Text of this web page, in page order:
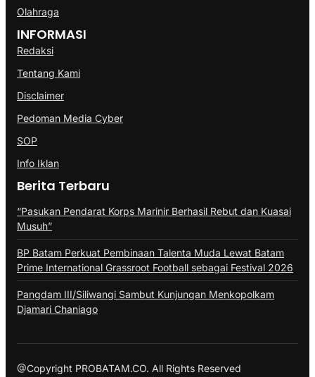
Olahraga
INFORMASI
Redaksi
Tentang Kami
Disclaimer
Pedoman Media Cyber
SOP
Info Iklan
Berita Terbaru
“Pasukan Pendarat Korps Marinir Berhasil Rebut dan Kuasai
Musuh”
BP Batam Perkuat Pembinaan Talenta Muda Lewat Batam
Prime International Grassroot Football sebagai Festival 2026
Pangdam III/Siliwangi Sambut Kunjungan Menkopolkam
Djamari Chaniago
@Copyright PROBATAM.CO. All Rights Reserved